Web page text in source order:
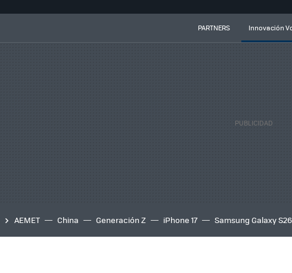
PARTNERS Innovación
AEMET China Generación Z iPhone 17 Samsung Galaxy S26